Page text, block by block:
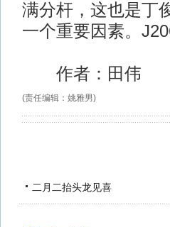
满分杆，这也是丁
一个重要因素。
作者：田伟
(责任编辑：姚雅男)
二月二抬头龙见喜